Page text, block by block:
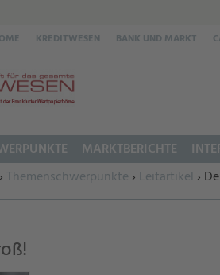
KREDITWESEN BANK UND MARKT
› Themenschwerpunkte › Leitartikel ›
MARKTBERICHTE